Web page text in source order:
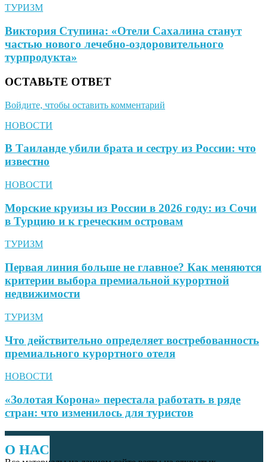
ТУРИЗМ
Виктория Ступина: «Отели Сахалина станут
частью нового лечебно-оздоровительного
турпродукта»
ОСТАВЬТЕ ОТВЕТ
Войдите, чтобы оставить комментарий
НОВОСТИ
В Таиланде убили брата и сестру из России: что
известно
НОВОСТИ
Морские круизы из России в 2026 году: из Сочи
в Турцию и к греческим островам
ТУРИЗМ
Первая линия больше не главное? Как меняются
критерии выбора премиальной курортной
недвижимости
ТУРИЗМ
Что действительно определяет востребованность
премиального курортного отеля
НОВОСТИ
«Золотая Корона» перестала работать в ряде
стран: что изменилось для туристов
О НАС